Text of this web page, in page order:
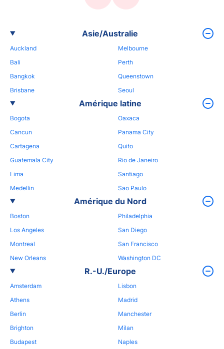
Asie/Australie
Auckland
Bali
Bangkok
Brisbane
Melbourne
Perth
Queenstown
Seoul
Amérique latine
Bogota
Cancun
Cartagena
Guatemala City
Lima
Medellin
Oaxaca
Panama City
Quito
Rio de Janeiro
Santiago
Sao Paulo
Amérique du Nord
Boston
Los Angeles
Montreal
New Orleans
Philadelphia
San Diego
San Francisco
Washington DC
R.-U./Europe
Amsterdam
Athens
Berlin
Brighton
Budapest
Lisbon
Madrid
Manchester
Milan
Naples